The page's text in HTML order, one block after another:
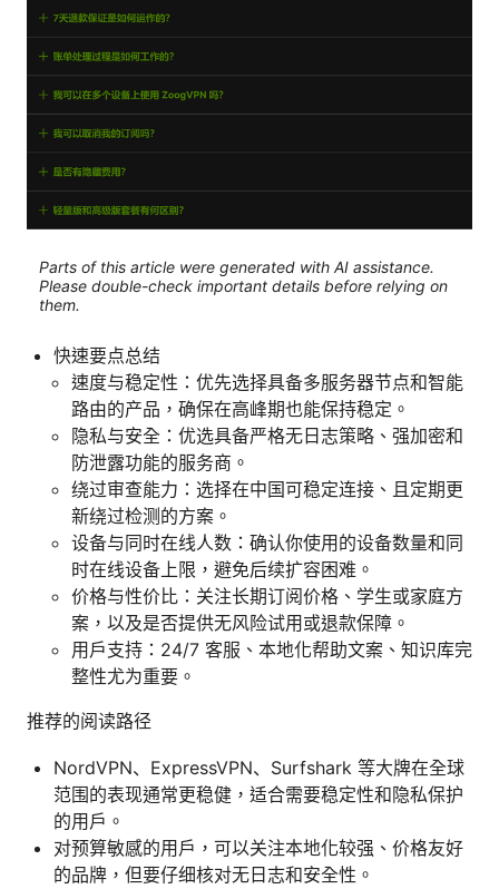
Parts of this article were generated with AI assistance.
Please double-check important details before relying on
them.
快速要点总结
速度与稳定性：优先选择具备多服务器节点和智能
路由的产品，确保在高峰期也能保持稳定。
隐私与安全：优选具备严格无日志策略、强加密和
防泄露功能的服务商。
绕过审查能力：选择在中国可稳定连接、且定期更
新绕过检测的方案。
设备与同时在线人数：确认你使用的设备数量和同
时在线设备上限，避免后续扩容困难。
价格与性价比：关注长期订阅价格、学生或家庭方
案，以及是否提供无风险试用或退款保障。
用户支持：24/7 客服、本地化帮助文案、知识库完
整性尤为重要。
推荐的阅读路径
NordVPN、ExpressVPN、Surfshark 等大牌在全球
范围的表现通常更稳健，适合需要稳定性和隐私保护
的用户。
对预算敏感的用户，可以关注本地化较强、价格友好
的品牌，但要仔细核对无日志和安全性。